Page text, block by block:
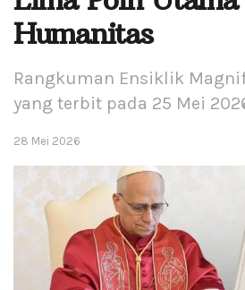
Humanitas
Rangkuman Ensiklik
yang terbit pada 25 Mei
28 Mei 2026